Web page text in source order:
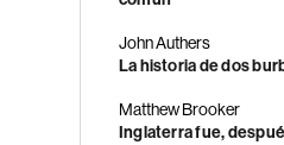
John Authers
La historia de dos
Matthew Brooker
Inglaterra fue,